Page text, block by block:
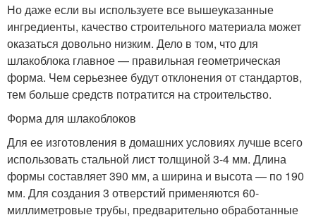
Но даже если вы используете все вышеуказанные
ингредиенты, качество строительного материала может
оказаться довольно низким. Дело в том, что для
шлакоблока главное — правильная геометрическая
форма. Чем серьезнее будут отклонения от стандартов,
тем больше средств потратится на строительство.
Форма для шлакоблоков
Для ее изготовления в домашних условиях лучше всего
использовать стальной лист толщиной 3-4 мм. Длина
формы составляет 390 мм, а ширина и высота — по 190
мм. Для создания 3 отверстий применяются 60-
миллиметровые трубы, предварительно обработанные